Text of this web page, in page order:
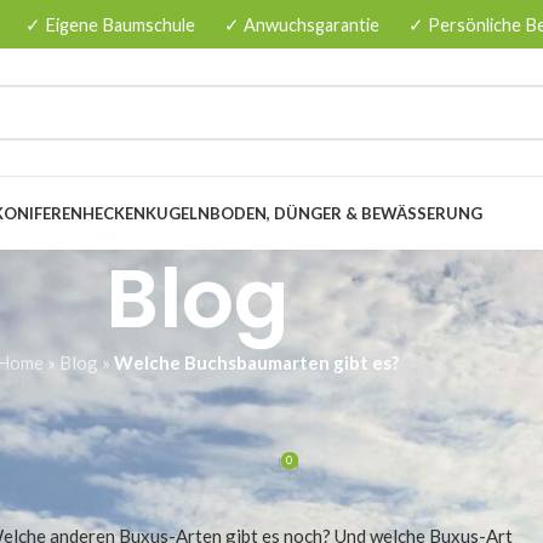
✓ Eigene Baumschule ✓ Anwuchsgarantie ✓ Persönliche
KUGELNBODEN, DÜNGER & BEWÄSSERUNG
Blog
» Blog » Welche Buchsbaumarten gibt es?
gibt es?
Am 03/02/2026 0
anderen Buxus-Arten gibt es noch? Und welche Buxus-Art